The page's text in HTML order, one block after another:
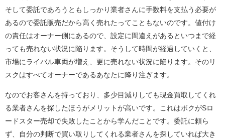
そして委託であろうともしっかり業者さんに手数料を支払う必要が
あるので委託販売だから高く売れたってこともないのです。値付け
の責任はオーナー側にあるので、設定に間違えがあるといつまで経
っても売れない状況に陥ります。そうして時間が経過していくと、
市場にライバル車両が増え、更に売れない状況に陥ります。そのリ
スクはすべてオーナーであるあなたに降り注ぎます。
なのでお客さんを持っており、多少目減りしても現金買取してくれ
る業者さんを探したほうがメリットが高いです。これはボクがSロ
ードスター売却で失敗したことから学んだことです。委託に頼ら
ず、自分の判断で買い取りしてくれる業者さんを探していれば大き